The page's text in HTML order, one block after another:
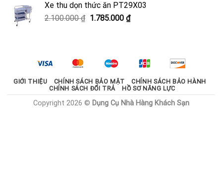
2.000.000 ₫.là:
1.800.000 ₫.
Xe thu dọn thức ăn PT29X03
2.100.000₫ Giá
1.785.000 ₫Giá
1.785.000 ₫.
GIỚI THIỆU CHÍNH SÁCH BẢO MẬT
CHÍNH SÁCH BẢO HÀNH
CHÍNH SÁCH ĐỔI TRẢ
HỒ SƠ NĂNG LỰC
Copyright 2026 © Dụng Cụ Nhà Hàng Khách Sạn